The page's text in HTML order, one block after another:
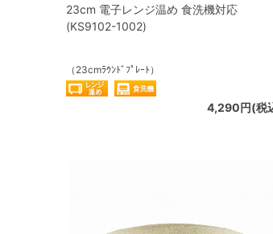
23cm 電子レンジ温め 食洗機対応
(KS9102-1002)
（23cmﾗｳﾝﾄﾞﾌﾟﾚｰﾄ）
4,290円(税